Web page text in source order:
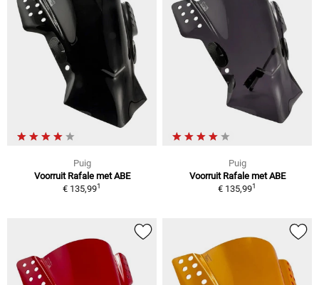
Puig
Voorruit Rafale met ABE
€ 135,991
Puig
Voorruit Rafale met ABE
€ 135,991